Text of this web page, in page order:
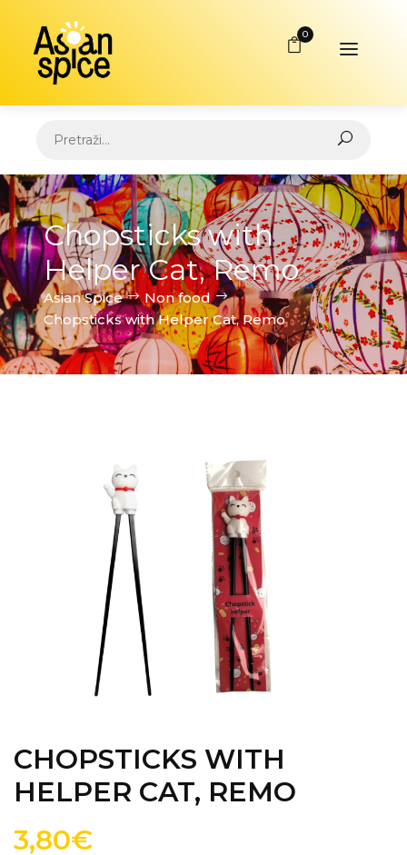
0
Chopsticks with
Helper Cat, Remo
Asian Spice
Non food
Chopsticks with Helper Cat, Remo
CHOPSTICKS WITH
HELPER CAT, REMO
3,80€